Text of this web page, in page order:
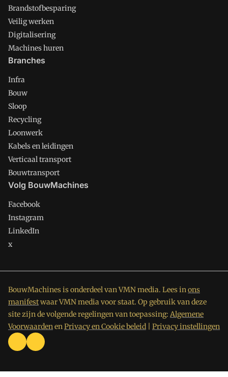
Brandstofbesparing
Veilig werken
Digitalisering
Machines huren
Branches
Infra
Bouw
Sloop
Recycling
Loonwerk
Kabels en leidingen
Verticaal transport
Bouwtransport
Volg BouwMachines
Facebook
Instagram
LinkedIn
x
BouwMachines is onderdeel van VMN media. Lees inons
manifestwaar VMN media voor staat. Op gebruik van deze
site zijn de volgende regelingen van toepassing: Algemene
VoorwaardenenPrivacy en Cookie beleid Privacy instellingen